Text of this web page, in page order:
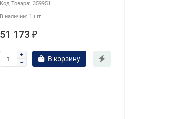
359951
1 шт.
51 173 ₽
В корзину